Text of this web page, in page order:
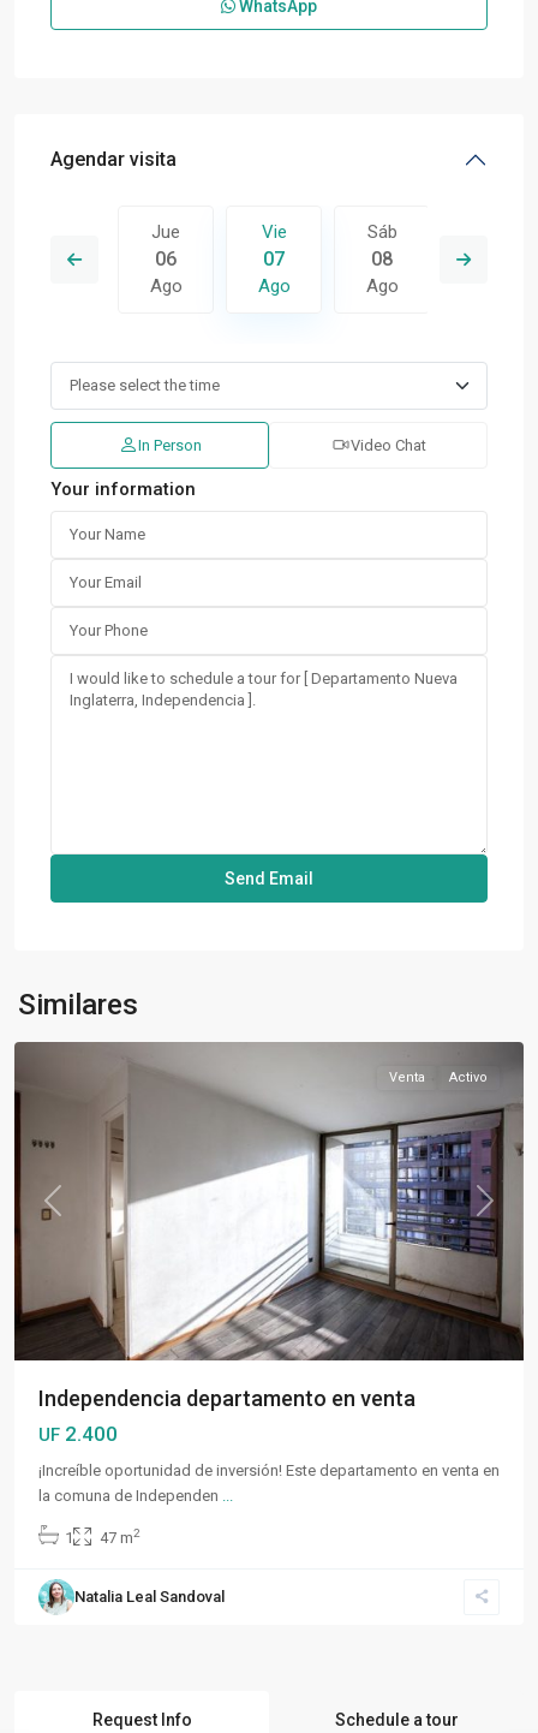
WhatsApp
Agendar visita
15
Jue
06
Ago
Vie
07
Ago
Sáb
08
Ago
In Person Video Chat
Your information
Similares
Independencia
Santiago
Previous Next
Venta Activo
Independencia departamento en venta
UF 2.400
¡Increíble oportunidad de inversión! Este departamento en venta en
la comuna de Independen
1 47 m2
Natalia Leal Sandoval
Request Info Schedule a tour